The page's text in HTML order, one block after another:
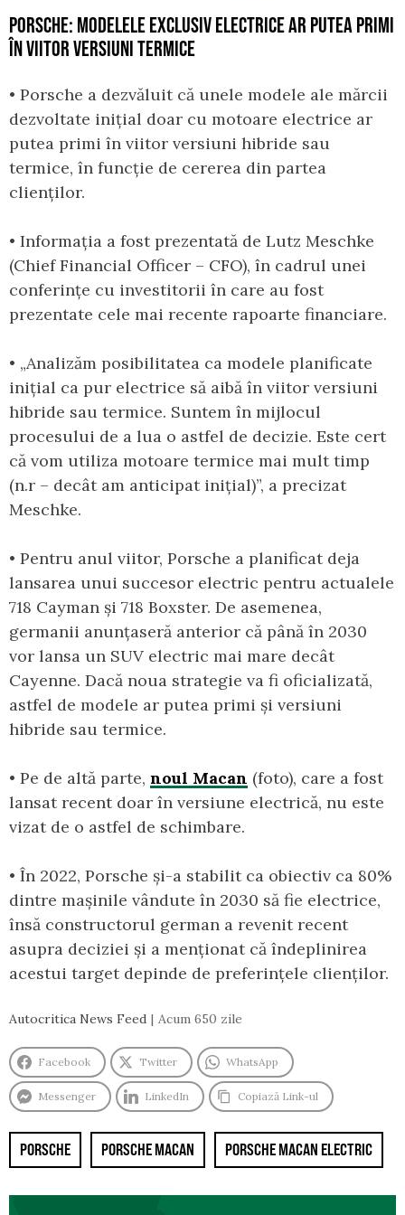
PORSCHE: MODELELE EXCLUSIV ELECTRICE AR PUTEA PRIMI
ÎN VIITOR VERSIUNI TERMICE
• Porsche a dezvăluit că unele modele ale mărcii
dezvoltate inițial doar cu motoare electrice ar
putea primi în viitor versiuni hibride sau
termice, în funcție de cererea din partea
clienților.
• Informația a fost prezentată de Lutz Meschke
(Chief Financial Officer – CFO), în cadrul unei
conferințe cu investitorii în care au fost
prezentate cele mai recente rapoarte financiare.
• „Analizăm posibilitatea ca modele planificate
inițial ca pur electrice să aibă în viitor versiuni
hibride sau termice. Suntem în mijlocul
procesului de a lua o astfel de decizie. Este cert
că vom utiliza motoare termice mai mult timp
(n.r – decât am anticipat inițial)”, a precizat
Meschke.
• Pentru anul viitor, Porsche a planificat deja
lansarea unui succesor electric pentru actualele
718 Cayman și 718 Boxster. De asemenea,
germanii anunțaseră anterior că până în 2030
vor lansa un SUV electric mai mare decât
Cayenne. Dacă noua strategie va fi oficializată,
astfel de modele ar putea primi și versiuni
hibride sau termice.
• Pe de altă parte, noul Macan (foto), care a fost
lansat recent doar în versiune electrică, nu este
vizat de o astfel de schimbare.
• În 2022, Porsche și-a stabilit ca obiectiv ca 80%
dintre mașinile vândute în 2030 să fie electrice,
însă constructorul german a revenit recent
asupra deciziei și a menționat că îndeplinirea
acestui target depinde de preferințele clienților.
Autocritica News Feed Acum 650 zile
Facebook Twitter WhatsApp
Messenger LinkedIn Copiază Link-ul
PORSCHE PORSCHE MACAN PORSCHE MACAN ELECTRIC